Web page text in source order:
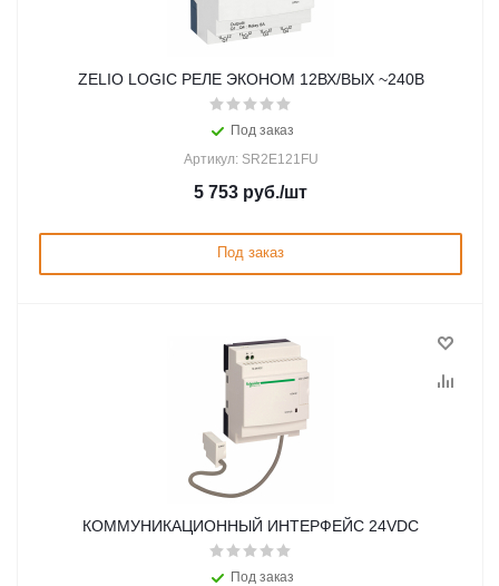
ZELIO LOGIC РЕЛЕ ЭКОНОМ 12ВХ/ВЫХ ~240В
Под заказ
Артикул: SR2E121FU
5 753 руб./шт
Под заказ
КОММУНИКАЦИОННЫЙ ИНТЕРФЕЙС 24VDC
Под заказ